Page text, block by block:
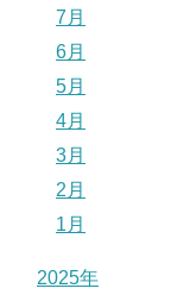
7月
6月
5月
4月
3月
2月
1月
2025年